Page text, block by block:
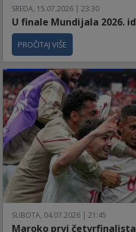
SREDA, 15.07.2026 | 23:30
U finale Mundijala 2026.
PROČITAJ VIŠE
SUBOTA, 04.07.2026 | 21:45
Maroko prvi